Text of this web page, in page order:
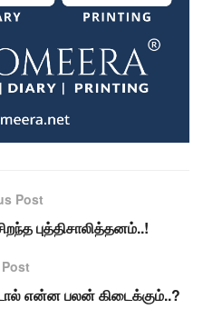
Post
புத்திசாலித்தனம்..!
என்ன பலன் கிடைக்கும்..?